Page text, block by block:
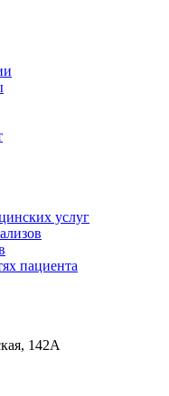
услуг
пациента
142А